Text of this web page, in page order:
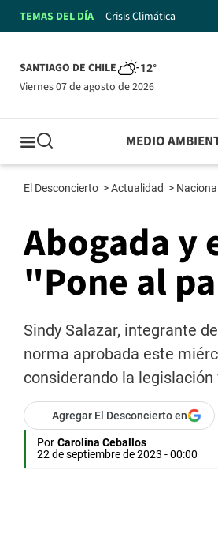
TEMAS DEL DÍA Crisis Climática
SANTIAGO DE CHILE 12°
viernes 07 de agosto de 2026
MEDIO
El Desconcierto >Actualidad > Nacional
Abogada y
"Pone al
Sindy Salazar, integrante
norma aprobada este
considerando la legislación
Agregar El Desconcierto en
Por Carolina Ceballos
22 de septiembre de 2023 - 00:00